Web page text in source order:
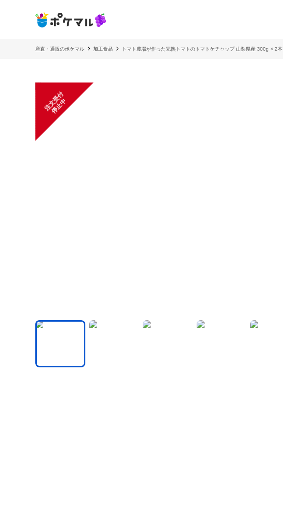
産直・通販のポケマル 加工食品 トマト農場が作った完熟トマトのトマトケチャップ 山梨県産 300g × 2本
注
文
受
付
停
止
中